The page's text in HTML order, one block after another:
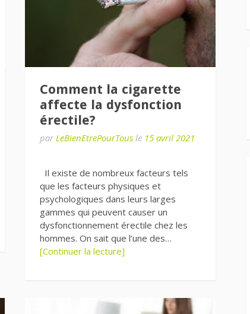
Comment la cigarette
affecte la dysfonction
érectile?
par LeBienEtrePourTousle 15 avril 2021
Il existe de nombreux facteurs tels
que les facteurs physiques et
psychologiques dans leurs larges
gammes qui peuvent causer un
dysfonctionnement érectile chez les
hommes. On sait que l’une des…
[Continuer la lecture]